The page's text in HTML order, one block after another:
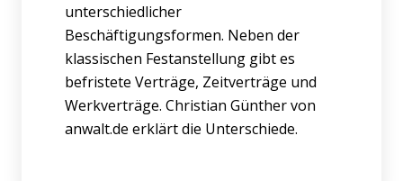
unterschiedlicher
Beschäftigungsformen. Neben der
klassischen Festanstellung gibt es
befristete Verträge, Zeitverträge und
Werkverträge. Christian Günther von
anwalt.de erklärt die Unterschiede.